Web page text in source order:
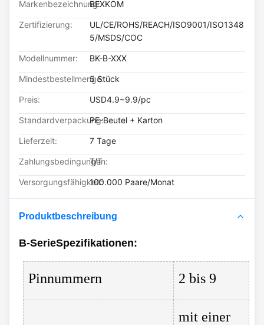
Markenbezeichnung:BEXKOM
Zertifizierung:
UL/CE/ROHS/REACH/ISO9001/ISO1348
5/MSDS/COC
Modellnummer: BK-B-XXX
Mindestbestellmenge:5 Stück
Preis: USD4.9~9.9/pc
Standardverpackung:PE-Beutel + Karton
Lieferzeit: 7 Tage
Zahlungsbedingungen:
T/T
Versorgungsfähigkeit:100.000 Paare/Monat
Produktbeschreibung
B-SerieSpezifikationen:
Pinnummern 2 bis 9
mit einer